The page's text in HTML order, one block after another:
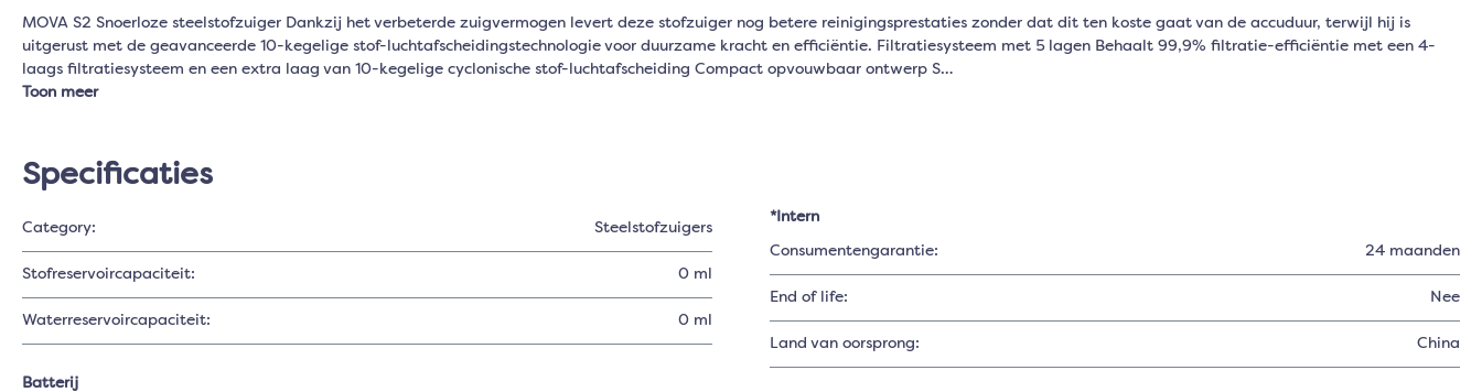
MOVA S2 Snoerloze steelstofzuiger Dankzij het verbeterde zuigvermogen levert deze stofzuiger nog betere reinigingsprestaties zonder dat dit ten koste gaat van de accuduur, terwijl hij is
uitgerust met de geavanceerde 10-kegelige stof-luchtafscheidingstechnologie voor duurzame kracht en efficiëntie. Filtratiesysteem met 5 lagen Behaalt 99,9% filtratie-efficiëntie met een 4-
laags filtratiesysteem en een extra laag van 10-kegelige cyclonische stof-luchtafscheiding Compact opvouwbaar ontwerp S…
Toon meer
Specificaties
Category: Steelstofzuigers
Stofreservoircapaciteit: 0 ml
Waterreservoircapaciteit: 0 ml
*Intern
Consumentengarantie: 24 maanden
End of life: Nee
Land van oorsprong: China
Batterij